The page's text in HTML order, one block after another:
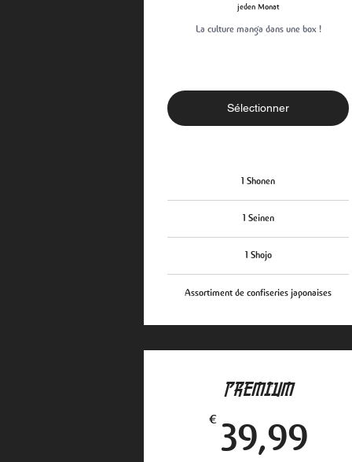
jeden Monat
La culture manga dans une box !
Sélectionner
1 Shonen
1 Seinen
1 Shojo
Assortiment de confiseries japonaises
PREMIUM
€ 39,99